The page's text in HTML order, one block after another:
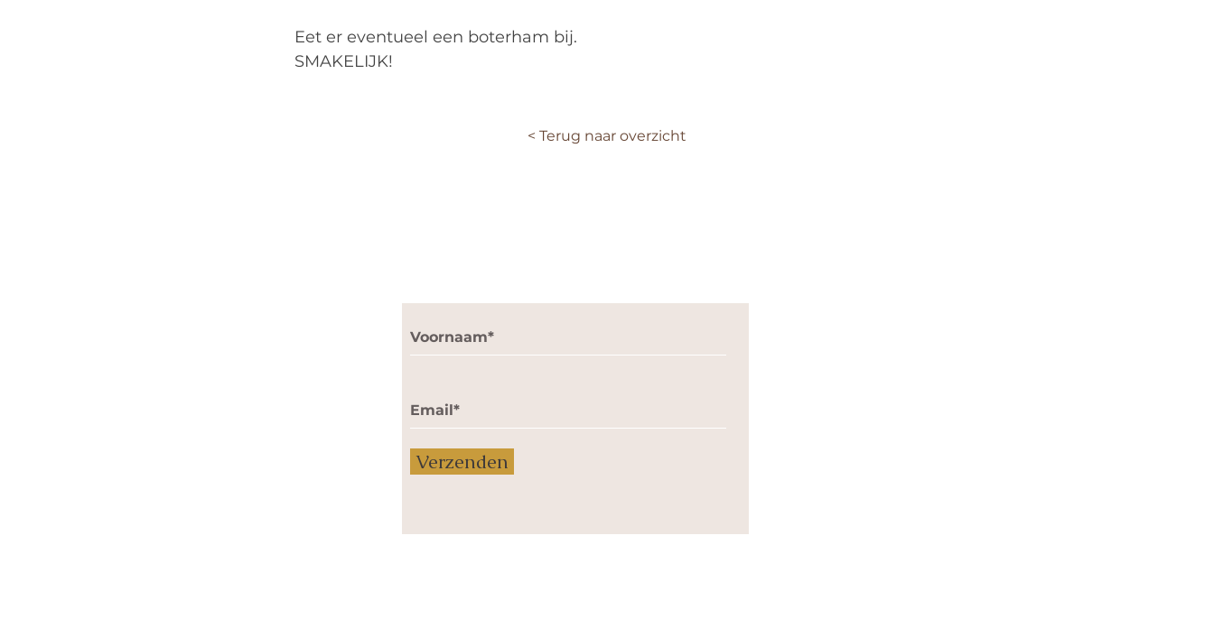
Eet er eventueel een boterham bij.
SMAKELIJK!
< Terug naar overzicht
Verzenden